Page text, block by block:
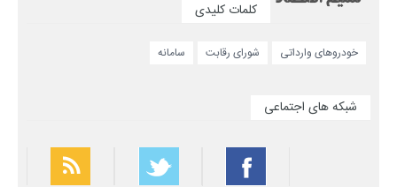
کلمات کلیدی
خودروهای وارداتی شورای رقابت سامانه
شبکه های اجتماعی